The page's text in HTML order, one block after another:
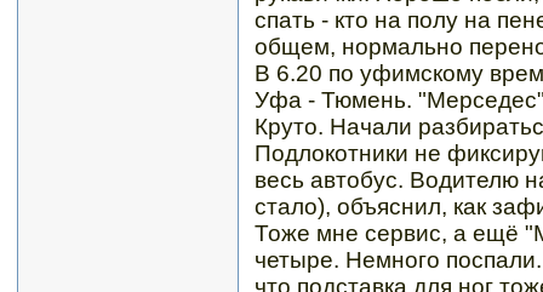
спать - кто на полу на
общем, нормально
В 6.20 по уфимскому
Уфа - Тюмень.
Круто. Начали
Подлокотники не
весь автобус. Водителю
стало), объяснил, как
Тоже мне сервис, а ещё
четыре. Немного
что подставка для ног